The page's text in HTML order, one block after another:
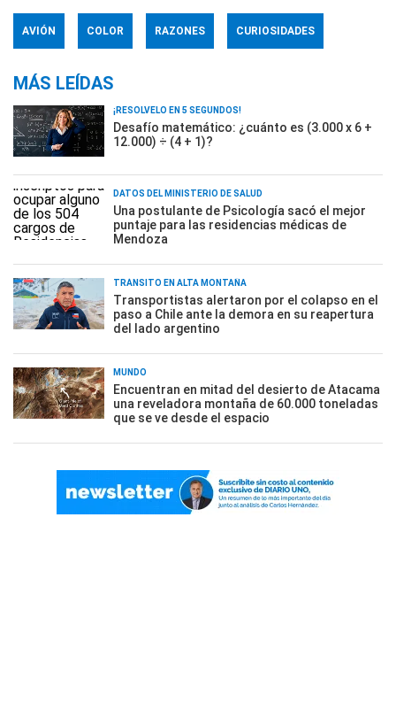
AVIÓN COLOR RAZONES CURIOSIDADES
MÁS LEÍDAS
¡RESOLVELO EN 5 SEGUNDOS!
Desafío matemático: ¿cuánto es (3.000 x 6 +
12.000) ÷ (4 + 1)?
DATOS DEL MINISTERIO DE SALUD
Una postulante de Psicología sacó el mejor
puntaje para las residencias médicas de
Mendoza
TRÁNSITO EN ALTA MONTAÑA
Transportistas alertaron por el colapso en el
paso a Chile ante la demora en su reapertura
del lado argentino
MUNDO
Encuentran en mitad del desierto de Atacama
una reveladora montaña de 60.000 toneladas
que se ve desde el espacio